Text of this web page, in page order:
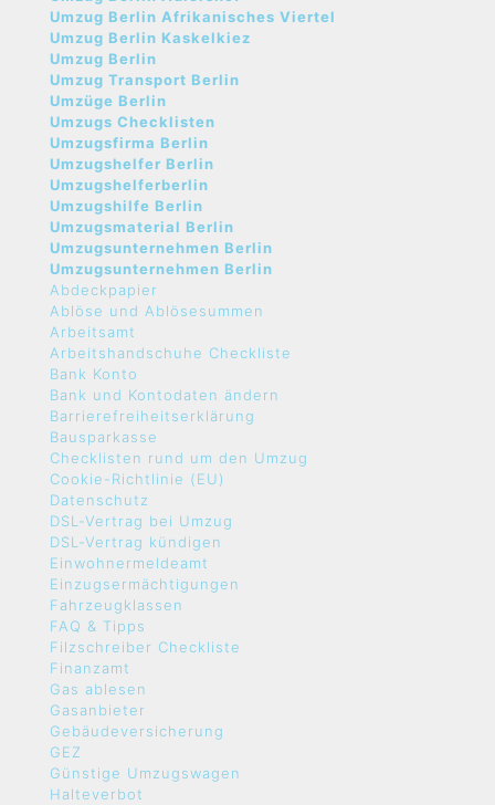
Umzug Berlin Afrikanisches Viertel
Umzug Berlin Kaskelkiez
Umzug Berlin
Umzug Transport Berlin
Umzüge Berlin
Umzugs Checklisten
Umzugsfirma Berlin
Umzugshelfer Berlin
Umzugshelferberlin
Umzugshilfe Berlin
Umzugsmaterial Berlin
Umzugsunternehmen Berlin
Umzugsunternehmen Berlin
Abdeckpapier
Ablöse und Ablösesummen
Arbeitsamt
Arbeitshandschuhe Checkliste
Bank Konto
Bank und Kontodaten ändern
Barrierefreiheitserklärung
Bausparkasse
Checklisten rund um den Umzug
Cookie-Richtlinie (EU)
Datenschutz
DSL-Vertrag bei Umzug
DSL-Vertrag kündigen
Einwohnermeldeamt
Einzugsermächtigungen
Fahrzeugklassen
FAQ & Tipps
Filzschreiber Checkliste
Finanzamt
Gas ablesen
Gasanbieter
Gebäudeversicherung
GEZ
Günstige Umzugswagen
Halteverbot